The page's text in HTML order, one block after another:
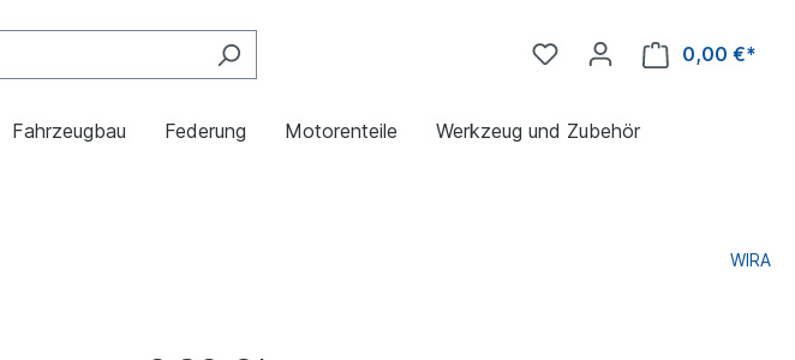
0,00 €*
Fahrzeugbau Federung Motorenteile Werkzeug und Zubehör
WIRA